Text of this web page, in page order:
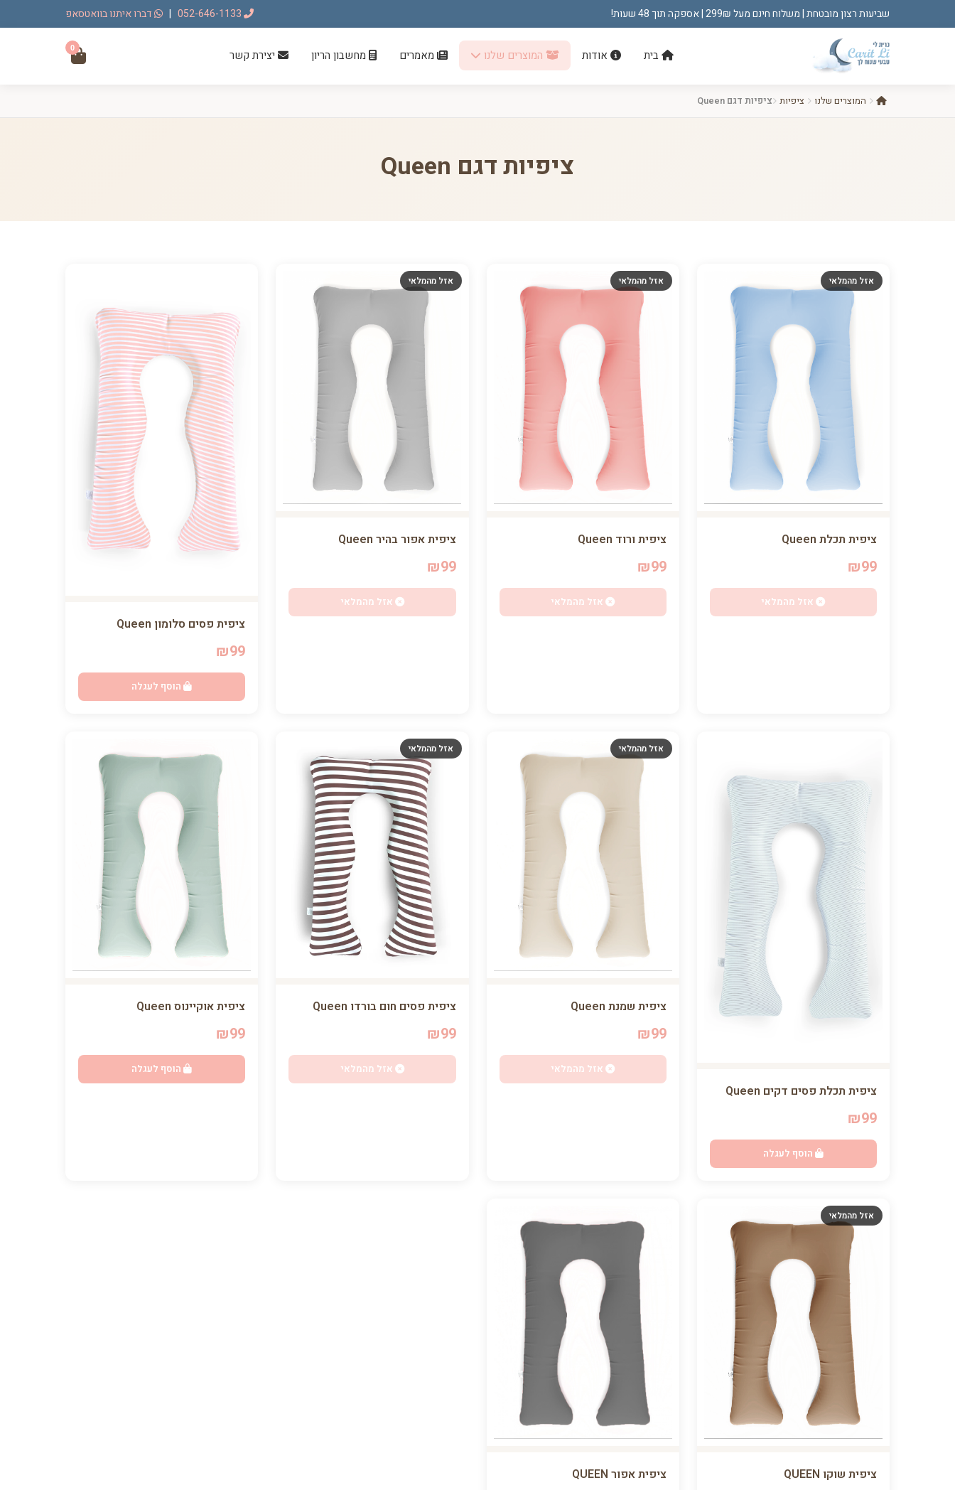
שביעות רצון מובטחת | משלוח חינם מעל 299₪ | אספקה תוך 48 שעות! | דברו איתנו בוואטסאפ
בית אודות המוצרים שלנו מאמרים מחשבון הריון יצירת קשר
0
המוצרים שלנו ציפיות ציפיות דגם Queen
ציפיות דגם Queen
אזל מהמלאי
ציפית תכלת Queen
₪99
אזל מהמלאי
אזל מהמלאי
ציפית ורוד Queen
₪99
אזל מהמלאי
אזל מהמלאי
ציפית אפור בהיר Queen
₪99
אזל מהמלאי
ציפית פסים סלומון Queen
₪99
הוסף לעגלה
ציפית תכלת פסים דקים Queen
₪99
הוסף לעגלה
אזל מהמלאי
ציפית שמנת Queen
₪99
אזל מהמלאי
אזל מהמלאי
ציפית פסים חום בורדו Queen
₪99
אזל מהמלאי
ציפית אוקיינוס Queen
₪99
הוסף לעגלה
אזל מהמלאי
ציפית שוקו QUEEN ציפית אפור QUEEN